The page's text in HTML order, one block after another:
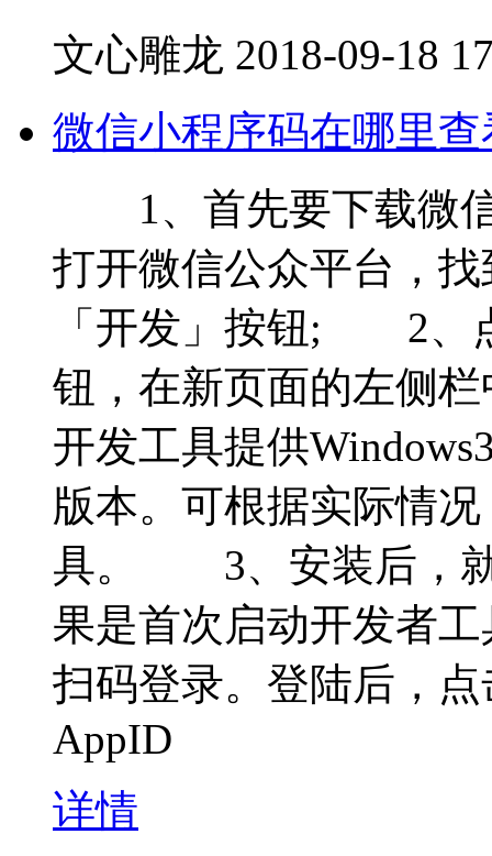
文心雕龙 2018-09-18
微信小程序码在哪里
1、首先要下载微信
打开微信公众平台，
「开发」按钮; 2、
钮，在新页面的左侧
开发工具提供
版本。可根据实际情
具。 3、安装后，就
果是首次启动开发者
扫码登录。登陆后，
AppID
详情